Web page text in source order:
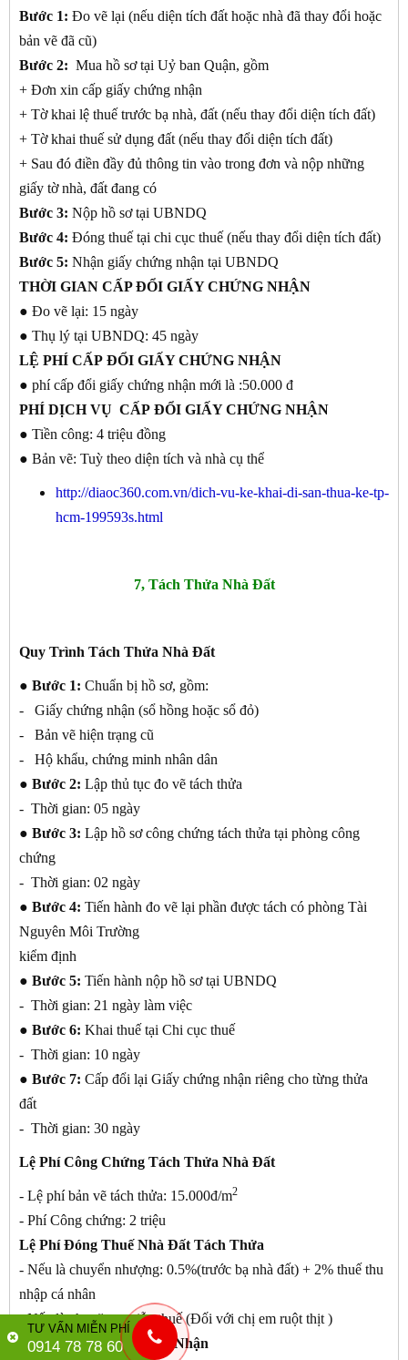
Bước 1: Đo vẽ lại (nếu diện tích đất hoặc nhà đã thay đổi hoặc
bản vẽ đã cũ)
Bước 2: Mua hồ sơ tại Uỷ ban Quận, gồm
+ Đơn xin cấp giấy chứng nhận
+ Tờ khai lệ thuế trước bạ nhà, đất (nếu thay đổi diện tích đất)
+ Tờ khai thuế sử dụng đất (nếu thay đổi diện tích đất)
+ Sau đó điền đầy đủ thông tin vào trong đơn và nộp những
giấy tờ nhà, đất đang có
Bước 3: Nộp hồ sơ tại UBNDQ
Bước 4: Đóng thuế tại chi cục thuế (nếu thay đổi diện tích đất)
Bước 5: Nhận giấy chứng nhận tại UBNDQ
THỜI GIAN CẤP ĐỔI GIẤY CHỨNG NHẬN
● Đo vẽ lại: 15 ngày
● Thụ lý tại UBNDQ: 45 ngày
LỆ PHÍ CẤP ĐỔI GIẤY CHỨNG NHẬN
● phí cấp đổi giấy chứng nhận mới là :50.000 đ
PHÍ DỊCH VỤ CẤP ĐỔI GIẤY CHỨNG NHẬN
● Tiền công: 4 triệu đồng
● Bản vẽ: Tuỳ theo diện tích và nhà cụ thể
http://diaoc360.com.vn/dich-vu-ke-khai-di-san-thua-ke-tp-
hcm-199593s.html
7, Tách Thửa Nhà Đất
Quy Trình Tách Thửa Nhà Đất
● Bước 1: Chuẩn bị hồ sơ, gồm:
- Giấy chứng nhận (sổ hồng hoặc sổ đỏ)
- Bản vẽ hiện trạng cũ
- Hộ khẩu, chứng minh nhân dân
● Bước 2: Lập thủ tục đo vẽ tách thửa
- Thời gian: 05 ngày
● Bước 3: Lập hồ sơ công chứng tách thửa tại phòng công
chứng
- Thời gian: 02 ngày
● Bước 4: Tiến hành đo vẽ lại phần được tách có phòng Tài
Nguyên Môi Trường
kiểm định
● Bước 5: Tiến hành nộp hồ sơ tại UBNDQ
- Thời gian: 21 ngày làm việc
● Bước 6: Khai thuế tại Chi cục thuế
- Thời gian: 10 ngày
● Bước 7: Cấp đổi lại Giấy chứng nhận riêng cho từng thửa
đất
- Thời gian: 30 ngày
Lệ Phí Công Chứng Tách Thửa Nhà Đất
- Lệ phí bản vẽ tách thửa: 15.000đ/m2
- Phí Công chứng: 2 triệu
Lệ Phí Đóng Thuế Nhà Đất Tách Thửa
- Nếu là chuyển nhượng: 0.5%(trước bạ nhà đất) + 2% thuế thu
nhập cá nhân
- Nếu là cho tặng: miễn thuế (Đối với chị em ruột thịt )
Lệ Phí Cấp Giấy Chứng Nhận
TƯ VẤN MIỄN PHÍ
0914 78 78 60